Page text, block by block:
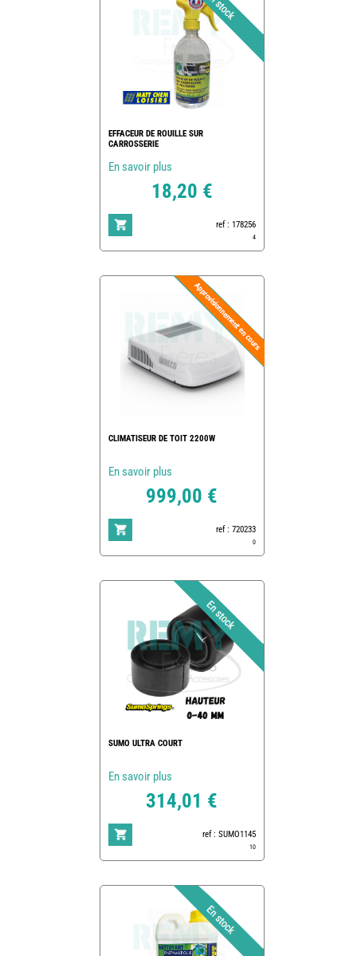
EFFACEUR DE ROUILLE SUR
CARROSSERIE
En savoir plus
18,20 €
ref : 178256
4
CLIMATISEUR DE TOIT 2200W
En savoir plus
999,00 €
ref : 720233
0
SUMO ULTRA COURT
En savoir plus
314,01 €
ref : SUMO1145
10